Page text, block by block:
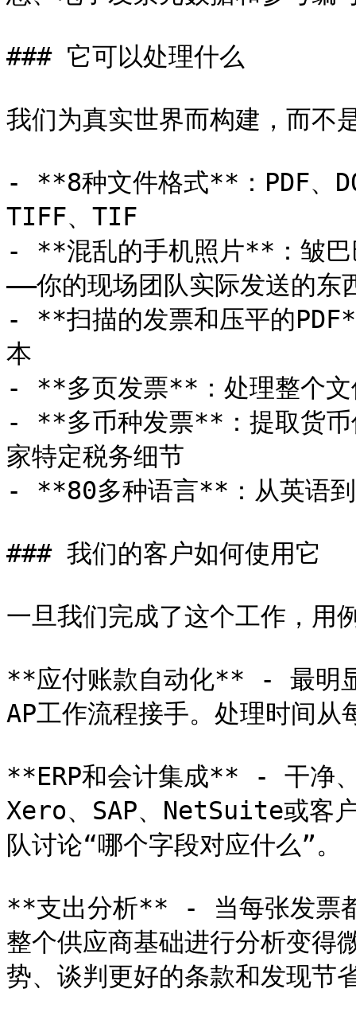
### 它可以处理什么
我们为真实世界而构建，而不
- **8种文件格式**：PDF、
TIFF、TIF
- **混乱的手机照片**：皱巴
——你的现场团队实际发送的东
- **扫描的发票和压平的
本
- **多页发票**：处理整个文
- **多币种发票**：提取货币
家特定税务细节
- **80多种语言**：从英语到
### 我们的客户如何使用它
一旦我们完成了这个工作，用
**应付账款自动化** - 最明
AP工作流程接手。处理时间
**ERP和会计集成** - 干净
Xero、SAP、NetSuite或客
队讨论“哪个字段对应什么”。
**支出分析** - 当每张发票
整个供应商基础进行分析变得
势、谈判更好的条款和发现节